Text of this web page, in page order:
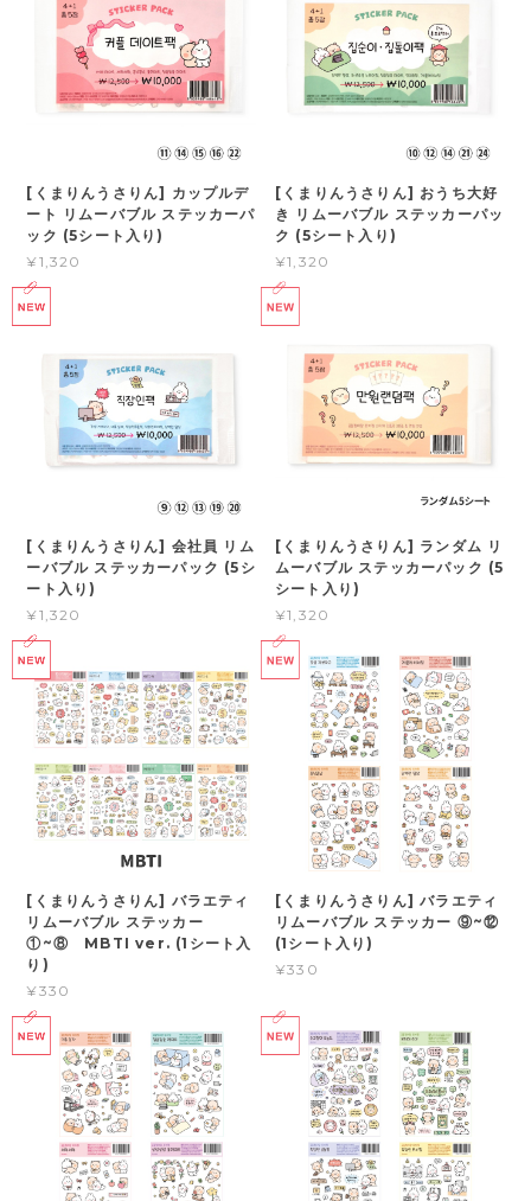
[くまりんうさりん] カップルデ
ート リムーバブル ステッカーパ
ック (5シート入り)
¥1,320
[くまりんうさりん] おうち大好
き リムーバブル ステッカーパッ
ク (5シート入り)
¥1,320
[くまりんうさりん] 会社員 リム
ーバブル ステッカーパック (5シ
ート入り)
¥1,320
[くまりんうさりん] ランダム リ
ムーバブル ステッカーパック (5
シート入り)
¥1,320
[くまりんうさりん] バラエティ
リムーバブル ステッカー
①~⑧ MBTI ver. (1シート入
り)
¥330
[くまりんうさりん] バラエティ
リムーバブル ステッカー ⑨~⑫
(1シート入り)
¥330